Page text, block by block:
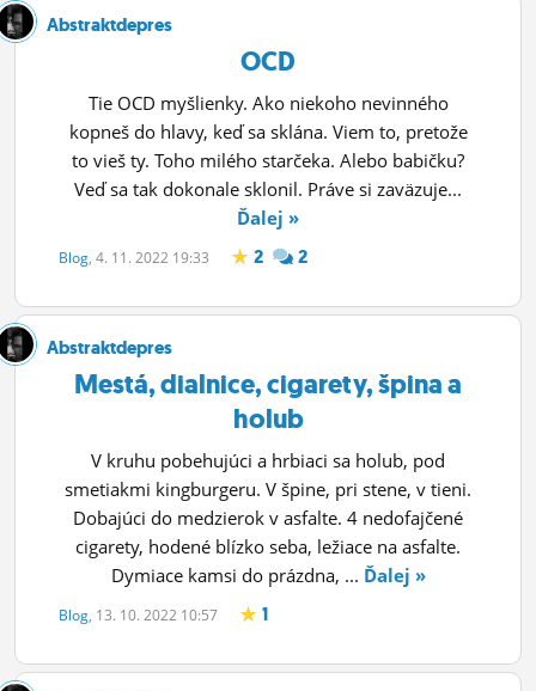
Abstraktdepres
OCD
Tie OCD myšlienky. Ako niekoho nevinného
kopneš do hlavy, keď sa sklána. Viem to, pretože
to vieš ty. Toho milého starčeka. Alebo babičku?
Veď sa tak dokonale sklonil. Práve si zaväzuje...
Ďalej »
Blog, 4. 11. 2022 19:33 2 2
Abstraktdepres
Mestá, dialnice, cigarety, špina a
holub
V kruhu pobehujúci a hrbiaci sa holub, pod
smetiakmi kingburgeru. V špine, pri stene, v tieni.
Dobajúci do medzierok v asfalte. 4 nedofajčené
cigarety, hodené blízko seba, ležiace na asfalte.
Dymiace kamsi do prázdna, ... Ďalej »
Blog, 13. 10. 2022 10:57 1